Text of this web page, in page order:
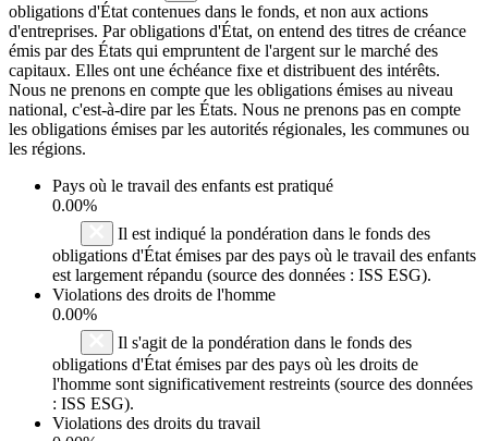
obligations d'État contenues dans le fonds, et non aux actions
d'entreprises. Par obligations d'État, on entend des titres de créance
émis par des États qui empruntent de l'argent sur le marché des
capitaux. Elles ont une échéance fixe et distribuent des intérêts.
Nous ne prenons en compte que les obligations émises au niveau
national, c'est-à-dire par les États. Nous ne prenons pas en compte
les obligations émises par les autorités régionales, les communes ou
les régions.
Pays où le travail des enfants est pratiqué
0.00%
Il est indiqué la pondération dans le fonds des
obligations d'État émises par des pays où le travail des enfants
est largement répandu (source des données : ISS ESG).
Violations des droits de l'homme
0.00%
Il s'agit de la pondération dans le fonds des
obligations d'État émises par des pays où les droits de
l'homme sont significativement restreints (source des données
: ISS ESG).
Violations des droits du travail